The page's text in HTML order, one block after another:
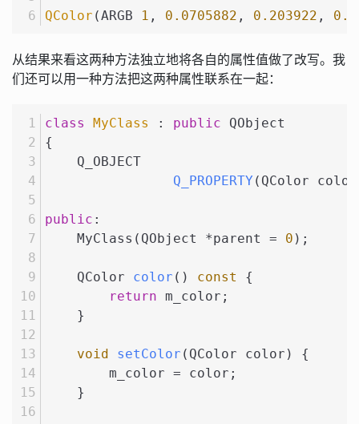
QColor (ARGB 1 , 0.0705882 , 0.203922 ,
从结果来看这两种方法独立地将各自的属性值做了改写。我
们还可以用一种方法把这两种属性联系在一起：
class MyClass : public QObject
{
Q_OBJECT
Q_PROPERTY (QColor color
public :
    MyClass(QObject *parent =
0 );
QColor color () const
{
return m_color;
    }
void setColor (QColor color)
{
        m_color = color;
    }